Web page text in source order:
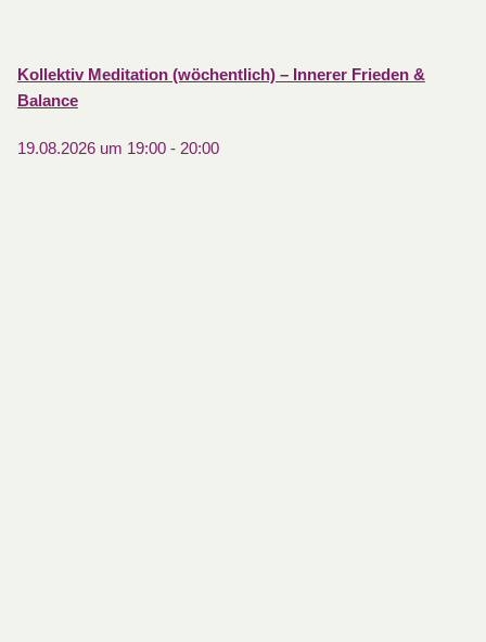
Kollektiv Meditation (wöchentlich) – Innerer Frieden &
Balance
19.08.2026 um 19:00- 20:00